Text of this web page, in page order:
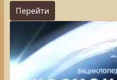
Перейти